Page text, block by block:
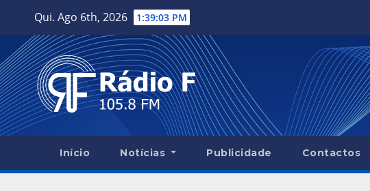
content
Qui. Ago 6th, 2026 1:39:04 PM
Início Notícias Publicidade Contactos